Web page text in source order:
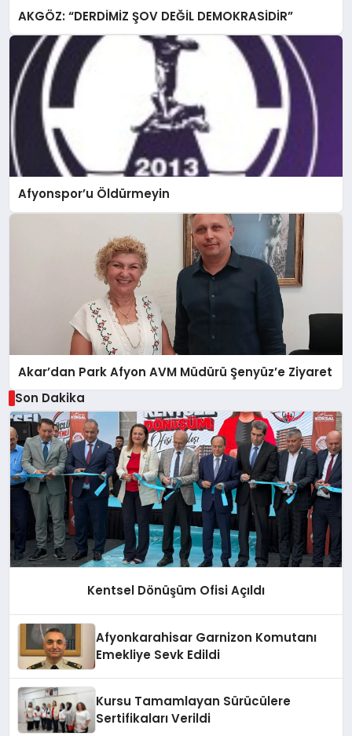
AKGÖZ: “DERDİMİZ ŞOV DEĞİL DEMOKRASİDİR”
Afyonspor’u Öldürmeyin
Akar’dan Park Afyon AVM Müdürü Şenyüz’e Ziyaret
Son Dakika
Kentsel Dönüşüm Ofisi Açıldı
Afyonkarahisar Garnizon Komutanı
Emekliye Sevk Edildi
Kursu Tamamlayan Sürücülere
Sertifikaları Verildi